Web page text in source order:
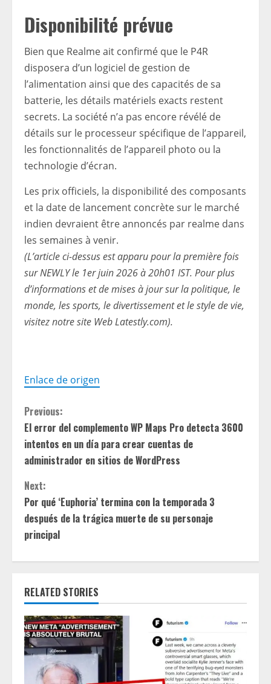
Disponibilité prévue
Bien que Realme ait confirmé que le P4R
disposera d’un logiciel de gestion de
l’alimentation ainsi que des capacités de sa
batterie, les détails matériels exacts restent
secrets. La société n’a pas encore révélé de
détails sur le processeur spécifique de l’appareil,
les fonctionnalités de l’appareil photo ou la
technologie d’écran.
Les prix officiels, la disponibilité des composants
et la date de lancement concrète sur le marché
indien devraient être annoncés par realme dans
les semaines à venir.
(L’article ci-dessus est apparu pour la première fois
sur NEWLY le 1er juin 2026 à 20h01 IST. Pour plus
d’informations et de mises à jour sur la politique, le
monde, les sports, le divertissement et le style de vie,
visitez notre site Web Latestly.com).
Enlace de origen
C
o
n
t
i
n
u
e
R
e
a
Previous:
El error del complemento WP Maps Pro detecta 3600
intentos en un día para crear cuentas de
administrador en sitios de WordPress
Next:
Por qué ‘Euphoria’ termina con la temporada 3
después de la trágica muerte de su personaje
principal
RELATED STORIES